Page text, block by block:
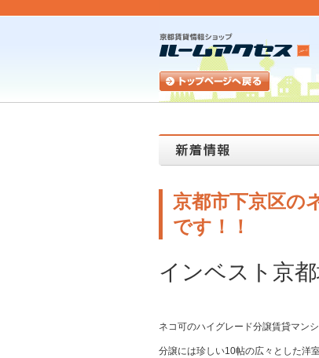
京都市下京区の
です！！
インベスト京都
ネコ可のハイグレード分譲賃貸マン
分譲には珍しい10帖の広々とした洋